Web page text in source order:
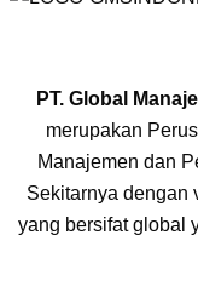
PT. Global
merupakan
Manajemen dan
Sekitarnya dengan
yang bersifat global